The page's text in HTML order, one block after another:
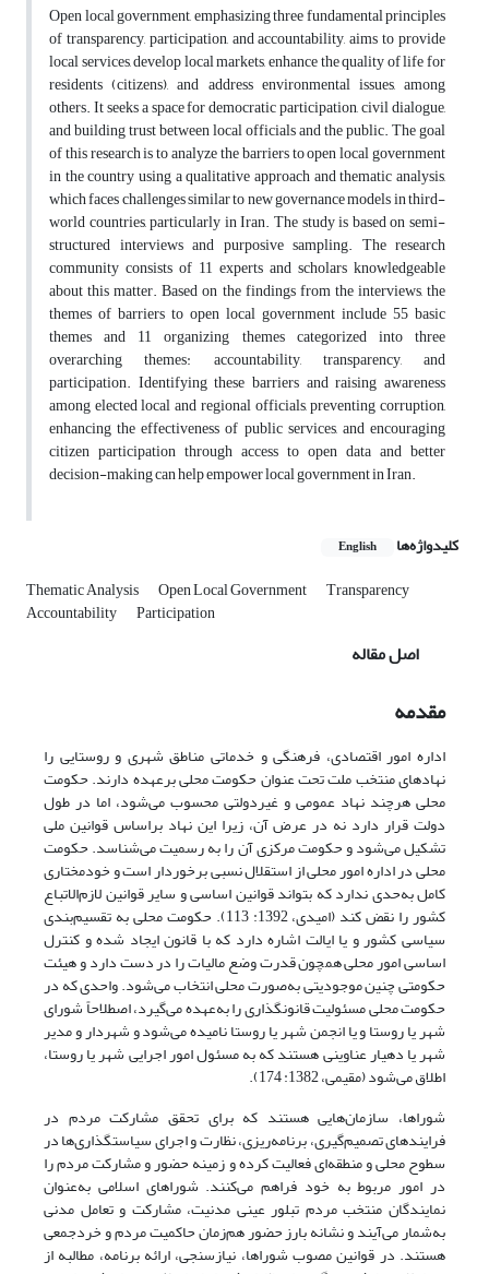
Open local government, emphasizing three fundamental principles
of transparency, participation, and accountability, aims to provide
local services, develop local markets, enhance the quality of life for
residents (citizens), and address environmental issues, among
others. It seeks a space for democratic participation, civil dialogue,
and building trust between local officials and the public. The goal
of this research is to analyze the barriers to open local government
in the country using a qualitative approach and thematic analysis,
which faces challenges similar to new governance models in third-
world countries, particularly in Iran. The study is based on semi-
structured interviews and purposive sampling. The research
community consists of 11 experts and scholars knowledgeable
about this matter. Based on the findings from the interviews, the
themes of barriers to open local government include 55 basic
themes and 11 organizing themes categorized into three
overarching themes: accountability, transparency, and
participation. Identifying these barriers and raising awareness
among elected local and regional officials, preventing corruption,
enhancing the effectiveness of public services, and encouraging
citizen participation through access to open data and better
decision-making can help empower local government in Iran.
کلیدواژه‌ها English
Thematic Analysis Open Local Government Transparency
Accountability Participation
اصل مقاله
مقدمه
اداره امور اقتصادی، فرهنگی و خدماتی مناطق شهری و روستایی را
نهادهای منتخب ملت تحت عنوان حکومت محلی برعهده دارند. حکومت
محلی هرچند نهاد عمومی و غیردولتی محسوب‌ می‌شود، اما در طول
دولت قرار دارد نه در عرض آن، زیرا این نهاد براساس قوانین ملی
تشکیل می‌شود و حکومت مرکزی آن را به رسمیت می‌شناسد. حکومت
محلی در اداره امور محلی از استقلال نسبی برخوردار است و خود‌مختاری
کامل به‌حدی ندارد که بتواند قوانین اساسی و سایر قوانین لازم‌الاتباع
کشور را نقض کند (امیدی، 1392: 113). حکومت محلی به تقسیم‌بندی
سیاسی کشور و یا ایالت اشاره دارد که با قانون ایجاد شده و کنترل
اساسی امور محلی همچون قدرت وضع مالیات را در دست دارد و هیئت
حکومتی چنین موجودیتی به‌صورت محلی انتخاب می‌شود. واحدی که در
حکومت محلی مسئولیت قانونگذاری را به‌عهده می‌گیرد، اصطلاحاً شورای‌
شهر یا روستا و یا انجمن شهر یا روستا نامیده می‌شود و شهردار و مدیر
شهر یا دهیار عناوینی هستند که به مسئول امور اجرایی شهر یا روستا،
اطلاق می‌شود (مقیمی، 1382: 174).
شوراها، سازمان‌هایی هستند که برای تحقق مشارکت مردم در
فرایندهای تصمیم‌گیری، برنامه‌ریزی، نظارت و اجرای سیاستگذاری‌ها در
سطوح محلی و منطقه‌ای فعالیت کرده و زمینه حضور و مشارکت مردم را
در امور مربوط به خود فراهم می‌کنند. شوراهای اسلامی به‌عنوان
نمایندگان منتخب مردم تبلور عینی مدنیت، مشارکت و تعامل مدنی
به‌شمار می‌آیند و نشانه بارز حضور هم‌زمان حاکمیت مردم و خردجمعی
هستند. در قوانین مصوب شوراها، نیازسنجی، ارائه برنامه، مطالبه از